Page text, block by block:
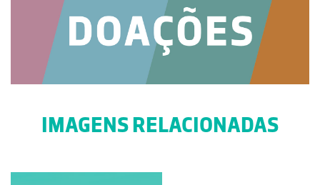
IMAGENS RELACIONADAS